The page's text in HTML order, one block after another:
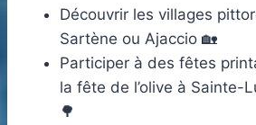
Découvrir les villages
Sartène ou Ajaccio 🏡
Participer à des fêtes
la fête de l’olive à Sainte-
🌳